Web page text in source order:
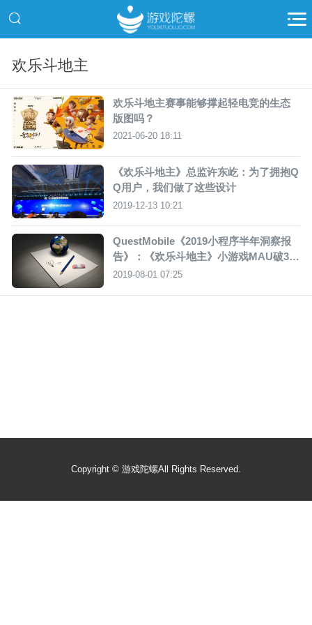
欢乐斗地主
欢乐斗地主赛事能够撑起轻电竞的生态
版图吗？
2021-06-20 18:11
《欢乐斗地主》总监许东屹：为了拥抱Q
Q用户，我们做了这些设计
2019-12-13 10:21
QuestMobile《2019小程序半年洞察报
告》：《欢乐斗地主》小游戏MAU破360
0万
2019-08-01 07:25
Copyright © 游戏陀螺All Rights Reserved.